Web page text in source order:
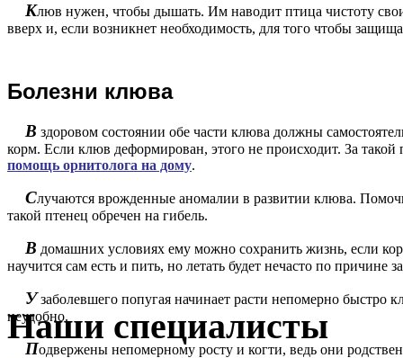
Клюв нужен, чтобы дышать. Им наводит птица чистоту
вверх и, если возникнет необходимость, для того чтобы
Болезни клюва
В здоровом состоянии обе части клюва должны
корм. Если клюв деформирован, этого не происходит. За
помощь орнитолога на дому.
Случаются врожденные аномалии в развитии клюва.
такой птенец обречен на гибель.
В домашних условиях ему можно сохранить жизнь, если
научится сам есть и пить, но летать будет нечасто по причине
У заболевшего попугая начинает расти непомерно быстро
неудобно.
Подвержены непомерному росту и когти, ведь они
Наши специалисты